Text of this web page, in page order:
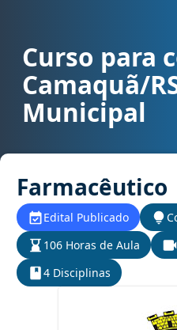
Curso para concurso Camaquã/
Curso para
Camaquã/
Municipal
Farmacêutico
Edital Publicado
106 Horas de Aula
4 Disciplinas